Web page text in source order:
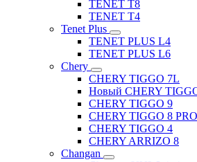
TENET T8
TENET T4
Tenet Plus
TENET PLUS L4
TENET PLUS L6
Chery
CHERY TIGGO 7L
Новый CHERY
CHERY TIGGO 9
CHERY TIGGO 8
CHERY TIGGO 4
CHERY ARRIZO 8
Changan